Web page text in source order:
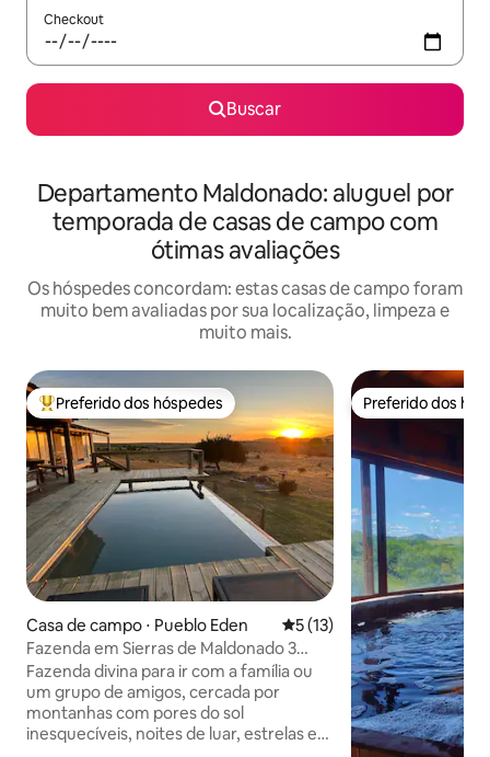
Checkout
Buscar
Departamento Maldonado: aluguel por
temporada de casas de campo com
ótimas avaliações
Os hóspedes concordam: estas casas de campo foram
muito bem avaliadas por sua localização, limpeza e
muito mais.
Entre os melhores preferidos dos hóspedes
Preferido dos hóspedes
Casa de campo ⋅ Pueblo Eden 5 de uma avaliação média
5 (13)
Fazenda em Sierras de Maldonado 3
suítes/4 banheiros
Fazenda divina para ir com a família ou
um grupo de amigos, cercada por
montanhas com pores do sol
inesquecíveis, noites de luar, estrelas e
Preferido dos
Preferido dos